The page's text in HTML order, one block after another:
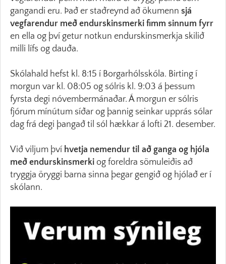
gangandi eru. Það er staðreynd að ökumenn sjá
vegfarendur með endurskinsmerki fimm sinnum fyrr
en ella og því getur notkun endurskinsmerkja skilið
milli lífs og dauða.
Skólahald hefst kl. 8:15 í Borgarhólsskóla. Birting í
morgun var kl. 08:05 og sólris kl. 9:03 á þessum
fyrsta degi nóvembermánaðar. Á morgun er sólris
fjórum mínútum síðar og þannig seinkar upprás sólar
dag frá degi þangað til sól hækkar á lofti 21. desember.
Við viljum því hvetja nemendur til að ganga og hjóla
með endurskinsmerki og foreldra sömuleiðis að
tryggja öryggi barna sinna þegar gengið og hjólað er í
skólann.